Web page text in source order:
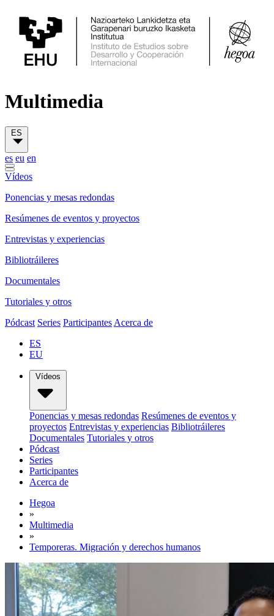
Multimedia
ES
es eu en
Vídeos
Ponencias y mesas redondas
Resúmenes de eventos y proyectos
Entrevistas y experiencias
Bibliotráileres
Documentales
Tutoriales y otros
Pódcast Series Participantes Acerca de
ES
EU
Vídeos
Ponencias y mesas redondas Resúmenes de eventos y
proyectos Entrevistas y experiencias Bibliotráileres
Documentales Tutoriales y otros
Pódcast
Series
Participantes
Acerca de
Hegoa
»
Multimedia
»
Temporeras. Migración y derechos humanos